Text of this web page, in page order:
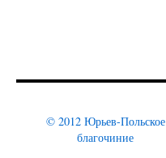
© 2012 Юрьев-Польское
благочиние